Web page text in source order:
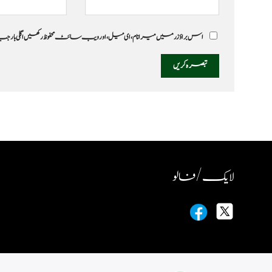
اس براؤزر میں میرا نام، ای میل، اور ویب سائٹ محفوظ رکھیں اگلی
لایک / فالو